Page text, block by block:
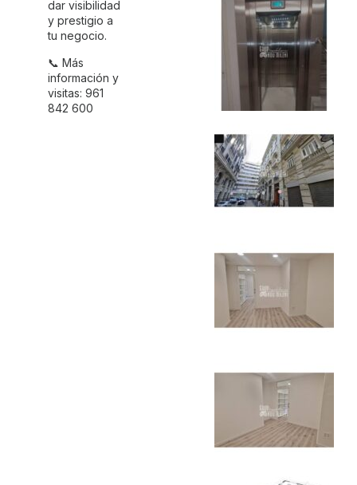
dar visibilidad
y prestigio a
tu negocio.
📞 Más
información y
visitas: 961
842 600